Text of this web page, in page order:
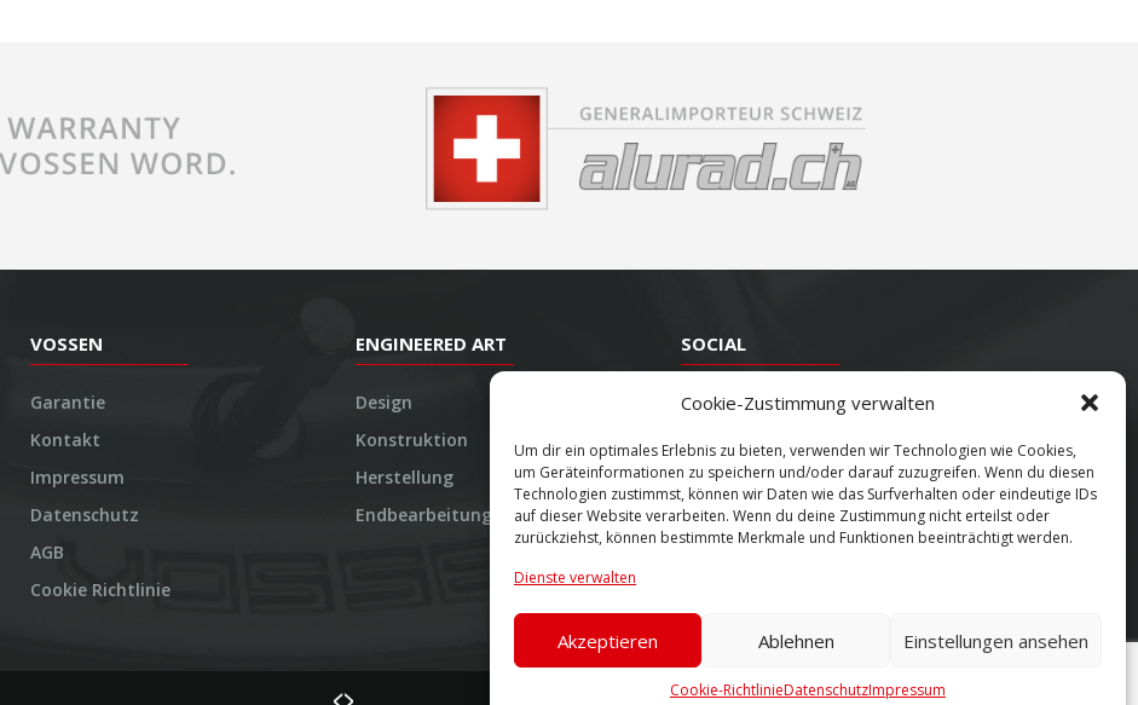
Cookie-Zustimmung verwalten
Um dir ein optimales Erlebnis zu bieten, verwenden wir Technologien wie Cookies,
um Geräteinformationen zu speichern und/oder darauf zuzugreifen. Wenn du diesen
Technologien zustimmst, können wir Daten wie das Surfverhalten oder eindeutige IDs
auf dieser Website verarbeiten. Wenn du deine Zustimmung nicht erteilst oder
zurückziehst, können bestimmte Merkmale und Funktionen beeinträchtigt werden.
Dienste verwalten
Akzeptieren Ablehnen Einstellungen ansehen
Cookie-RichtlinieDatenschutzImpressum
VOSSEN
Garantie
Kontakt
Impressum
Datenschutz
AGB
Cookie Richtlinie
ENGINEERED ART
Design
Konstruktion
Herstellung
Endbearbeitung
SOCIAL
Youtube
Twitter
Facebook
Instagram